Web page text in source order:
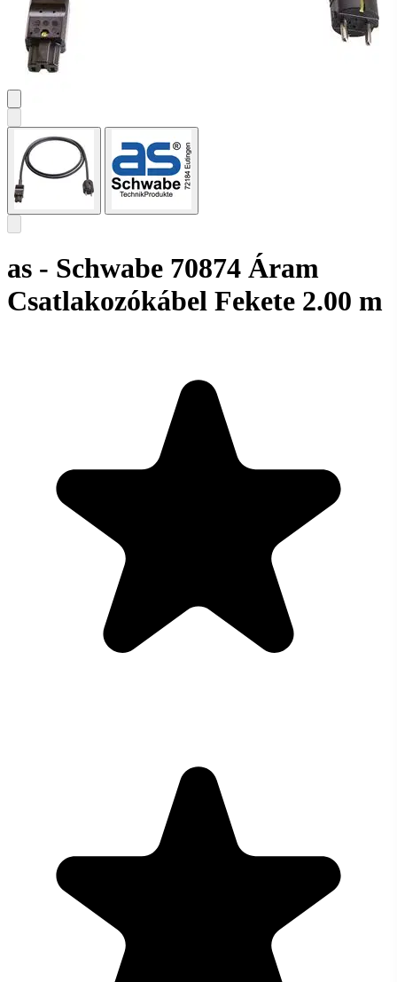
as - Schwabe 70874 Áram
Csatlakozókábel Fekete 2.00 m